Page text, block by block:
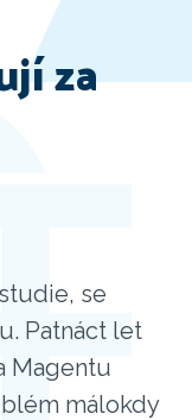
za
se
Patnáct let
Magentu
málokdy